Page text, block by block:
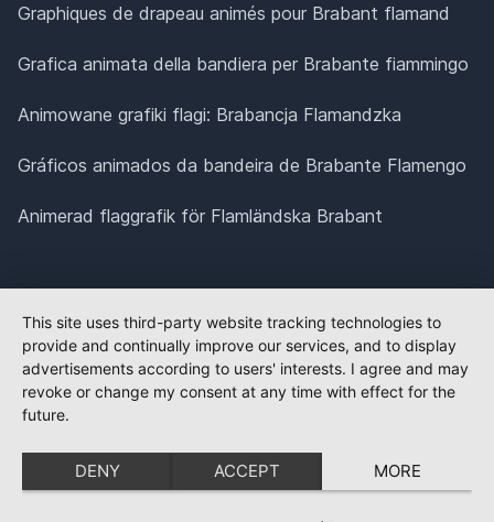
Graphiques de drapeau animés pour Brabant flamand
Grafica animata della bandiera per Brabante fiammingo
Animowane grafiki flagi: Brabancja Flamandzka
Gráficos animados da bandeira de Brabante Flamengo
Animerad flaggrafik för Flamländska Brabant
This site uses third-party website tracking technologies to
provide and continually improve our services, and to display
advertisements according to users' interests. I agree and may
revoke or change my consent at any time with effect for the
future.
DENY ACCEPT MORE